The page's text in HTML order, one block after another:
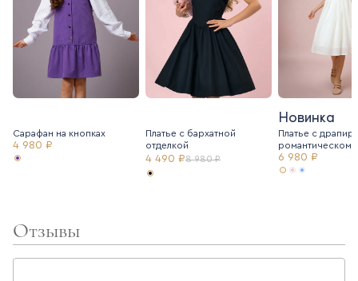
Сарафан на кнопках
4 980 ₽
Платье с бархатной
отделкой
4 490 ₽8 980 ₽
Новинка
Платье с
романтическом
6 980 ₽
Отзывы